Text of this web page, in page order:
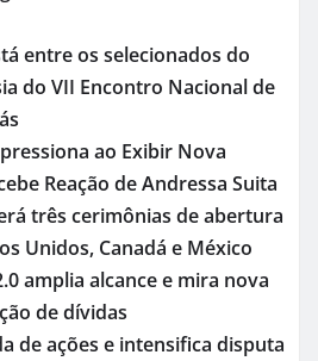
entre os selecionados do
do VII Encontro Nacional de
ao Exibir Nova
Reação de Andressa Suita
três cerimônias de abertura
Unidos, Canadá e México
amplia alcance e mira nova
de dívidas
de ações e intensifica disputa